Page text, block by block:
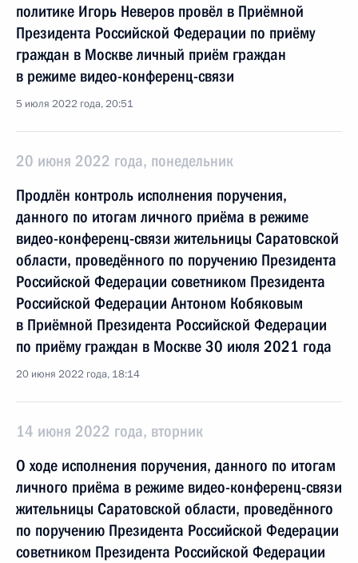
политике Игорь Неверов провёл в Приёмной
Президента Российской Федерации по приёму
граждан в Москве личный приём граждан
в режиме видео-конференц-связи
5 июля 2022 года, 20:51
20 июня 2022 года, понедельник
Продлён контроль исполнения поручения,
данного по итогам личного приёма в режиме
видео-конференц-связи жительницы Саратовской
области, проведённого по поручению Президента
Российской Федерации советником Президента
Российской Федерации Антоном Кобяковым
в Приёмной Президента Российской Федерации
по приёму граждан в Москве 30 июля 2021 года
20 июня 2022 года, 18:14
14 июня 2022 года, вторник
О ходе исполнения поручения, данного по итогам
личного приёма в режиме видео-конференц-связи
жительницы Саратовской области, проведённого
по поручению Президента Российской Федерации
советником Президента Российской Федерации